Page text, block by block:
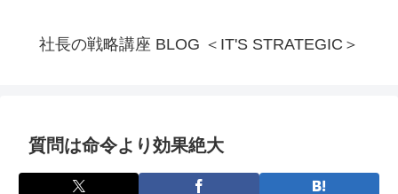
社長の戦略講座 BLOG ＜IT'S STRATEGIC＞
質問は命令より効果絶大